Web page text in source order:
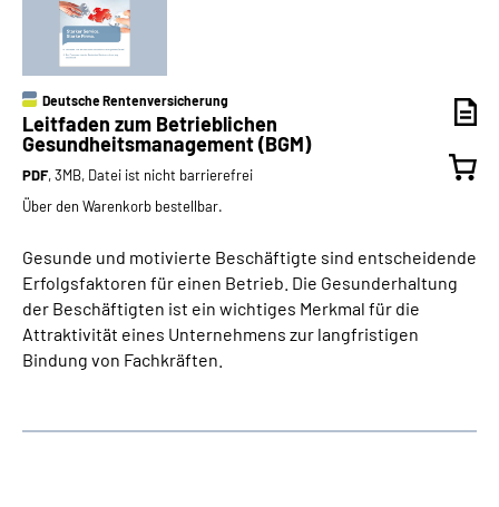
Deutsche Rentenversicherung
Leitfaden zum Betrieblichen
Gesundheitsmanagement (BGM)
PDF, 3MB, Datei ist nicht barrierefrei
Über den Warenkorb bestellbar.
Gesunde und motivierte Beschäftigte sind entscheidende
Erfolgsfaktoren für einen Betrieb. Die Gesunderhaltung
der Beschäftigten ist ein wichtiges Merkmal für die
Attraktivität eines Unternehmens zur langfristigen
Bindung von Fachkräften.